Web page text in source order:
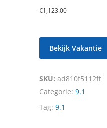
€1,123.00
Bekijk Vakantie
SKU: ad810f5112ff
Categorie: 9.1
Tag: 9.1